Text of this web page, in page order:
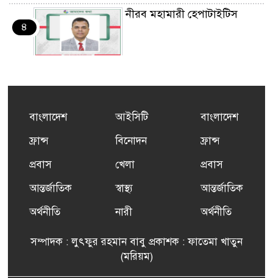
৪
নীরব মহামারী হেপাটাইটিস
৫
এর সম্পূর্ণ বিনামূল্যের সুশি
ফ্রান্সসহ ইউরোপীয় দেশসমূহে
দাবদাহ: কারণ, প্রভাব ও করণীয়
ফ্রান্সে সংবর্ধিত হলেন যুক্তরাজ্য
বিএনপি’র আহ্বায়ক কমিটির
সাংবাদিকতায় কৃতিত্বের পুরস্কার
বাংলাদেশ
ফ্রান্স
প্রবাস
আন্তর্জাতিক
অর্থনীতি
আইসিটি
বিনোদন
খেলা
স্বাস্থ্য
নারী
বাংলাদেশ
ফ্রান্স
প্রবাস
আন্তর্জাতিক
অর্থনীতি
সম্পাদক : লুৎফুর রহমান বাবু প্রকাশক : ফাতেমা খাতুন
(মরিয়ম)